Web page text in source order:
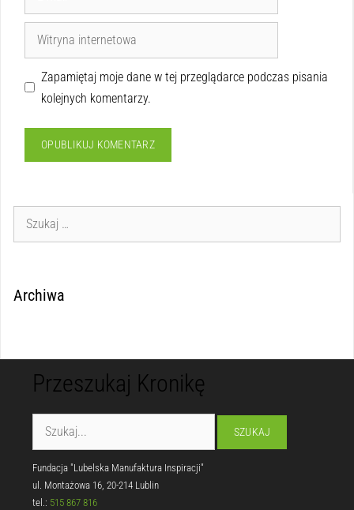
Zapamiętaj moje dane w tej przeglądarce podczas pisania
kolejnych komentarzy.
Archiwa
Przeszukaj Kronikę
Fundacja "Lubelska Manufaktura Inspiracji"
ul. Montażowa 16, 20-214 Lublin
tel.: 515 867 816